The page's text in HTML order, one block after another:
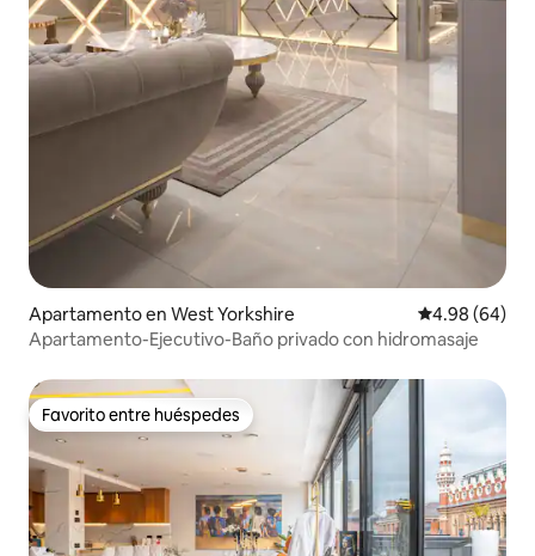
Apartamento en West Yorkshire Calificación
4.98 (64)
Apartamento-Ejecutivo-Baño privado con hidromasaje
Favorito entre huéspedes
Favorito entre huéspedes